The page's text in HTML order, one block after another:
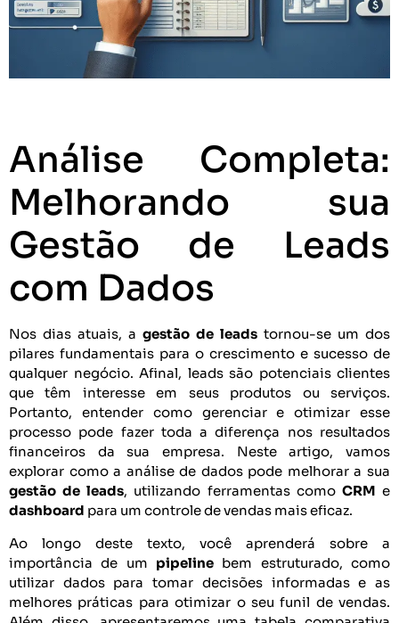
Análise Completa:
Melhorando sua
Gestão de Leads
com Dados
Nos dias atuais, a gestão de leads tornou-se um dos
pilares fundamentais para o crescimento e sucesso de
qualquer negócio. Afinal, leads são potenciais clientes
que têm interesse em seus produtos ou serviços.
Portanto, entender como gerenciar e otimizar esse
processo pode fazer toda a diferença nos resultados
financeiros da sua empresa. Neste artigo, vamos
explorar como a análise de dados pode melhorar a sua
gestão de leads, utilizando ferramentas como CRM e
dashboard para um controle de vendas mais eficaz.
Ao longo deste texto, você aprenderá sobre a
importância de um pipeline bem estruturado, como
utilizar dados para tomar decisões informadas e as
melhores práticas para otimizar o seu funil de vendas.